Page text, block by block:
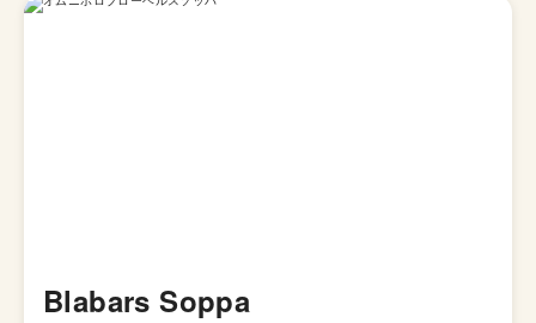
Blabars Soppa